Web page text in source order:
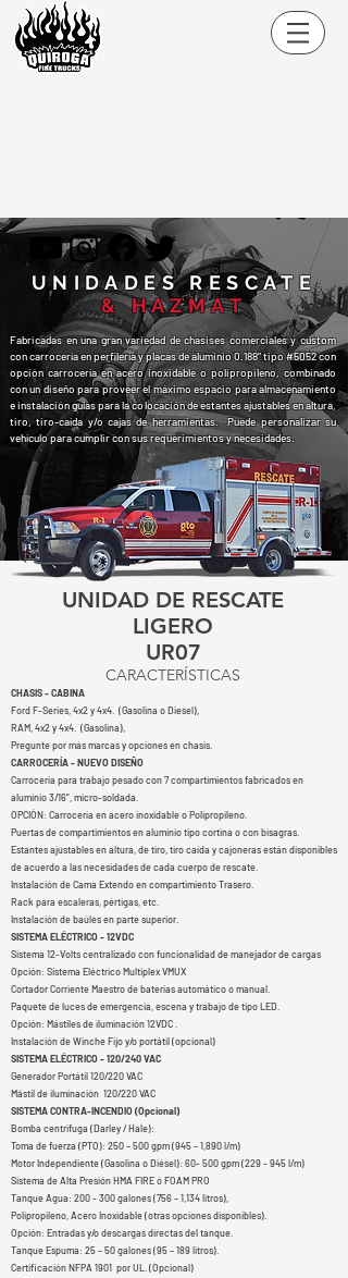
UNIDADES RESCATE
& HAZMAT
Fabricadas en una gran variedad de chasises comerciales y custom
con carrocería en perfilería y placas de aluminio 0.188” tipo #5052 con
opción carrocería en acero inoxidable o polipropileno, combinado
con un diseño para proveer el máximo espacio para almacenamiento
e instalación guías para la colocación de estantes ajustables en altura,
tiro, tiro-caída y/o cajas de herramientas. Puede personalizar su
vehículo para cumplir con sus requerimientos y necesidades.
UNIDAD DE RESCATE
LIGERO
UR07
CARACTERÍSTICAS
CHASIS - CABINA
Ford F-Series, 4x2 y 4x4. (Gasolina o Diesel)
RAM, 4x2 y 4x4. (Gasolina)
Pregunte por más marcas y opciones en chasis.
CARROCERÍA - NUEVO DISEÑO
Carrocería para trabajo pesado con 7 compartimientos fabricados en
aluminio 3/16”, micro-soldada
OPCIÓN: Carrocería en acero inoxidable o Polipropileno.
Puertas de compartimientos en aluminio tipo cortina o con bisagras.
Estantes ajustables en altura, de tiro, tiro caída y cajoneras están disponibles
de acuerdo a las necesidades de cada cuerpo de rescate.
Instalación de Cama Extendo en compartimiento Trasero.
Rack para escaleras, pértigas, etc.
Instalación de baúles en parte superior.
SISTEMA ELÉCTRICO - 12VDC
Sistema 12-Volts centralizado con funcionalidad de manejador de cargas
Opción: Sistema Eléctrico Multiplex VMUX
Cortador Corriente Maestro de baterías automático o manual.
Paquete de luces de emergencia, escena y trabajo de tipo LED.
Opción: Mástiles de iluminación 12VDC .
Instalación de Winche Fijo y/o portátil (opcional)
SISTEMA ELÉCTRICO - 120/240 VAC
Generador Portátil 120/220 VAC
Mástil de iluminación 120/220 VAC
SISTEMA CONTRA-INCENDIO (Opcional)
Bomba centrifuga (Darley / Hale):
Toma de fuerza (PTO): 250 – 500 gpm (945 – 1,890 l/m)
Motor Independiente (Gasolina o Diésel): 60- 500 gpm (229 - 945 l/m)
Sistema de Alta Presión HMA FIRE ó FOAM PRO
Tanque Agua: 200 - 300 galones (756 – 1,134 litros),
Polipropileno, Acero Inoxidable (otras opciones disponibles).
Opción: Entradas y/o descargas directas del tanque.
Tanque Espuma: 25 – 50 galones (95 – 189 litros).
Certificación NFPA 1901 por UL. (Opcional)